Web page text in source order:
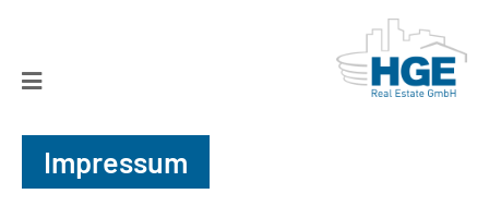
Unternehmen
▾
› Jetzt durchsuchen!
Impressum